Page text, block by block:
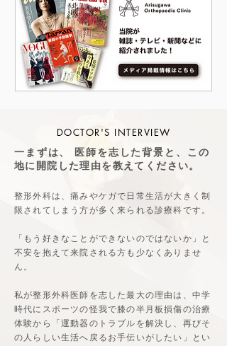
DOCTOR'S INTERVIEW
一まずは、 医師を志した背景と、この
地に開院した理由を教えてください。
整形外科は、痛みやケガで日常生活が大きく制
限されてしまう方が多く来られる診療科です。
「もう好きなことができないのではないか」と
不安を抱えて来院される方も少なくありませ
ん。
私が整形外科医師を志した最大の理由は、中学
時代にスポーツの怪我で膝の半月板損傷の治療
体験から「運動器のトラブルを解決し、再びそ
の人らしい生活へ戻るお手伝いがしたい」とい